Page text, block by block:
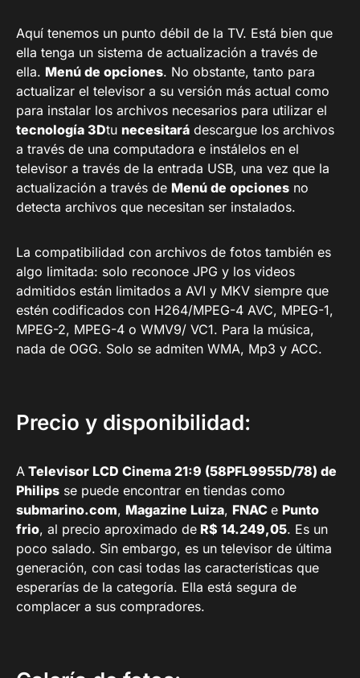
Aquí tenemos un punto débil de la TV. Está bien que
ella tenga un sistema de actualización a través de
ella. Menú de opciones. No obstante, tanto para
actualizar el televisor a su versión más actual como
para instalar los archivos necesarios para utilizar el
tecnología 3Dtu necesitará descargue los archivos
a través de una computadora e instálelos en el
televisor a través de la entrada USB, una vez que la
actualización a través de Menú de opciones no
detecta archivos que necesitan ser instalados.
La compatibilidad con archivos de fotos también es
algo limitada: solo reconoce JPG y los videos
admitidos están limitados a AVI y MKV siempre que
estén codificados con H264/MPEG-4 AVC, MPEG-1,
MPEG-2, MPEG-4 o WMV9/ VC1. Para la música,
nada de OGG. Solo se admiten WMA, Mp3 y ACC.
Precio y disponibilidad:
A Televisor LCD Cinema 21:9 (58PFL9955D/78) de
Philips se puede encontrar en tiendas como
submarino.com, Magazine Luiza, FNAC e Punto
frio, al precio aproximado de R$ 14.249,05. Es un
poco salado. Sin embargo, es un televisor de última
generación, con casi todas las características que
esperarías de la categoría. Ella está segura de
complacer a sus compradores.